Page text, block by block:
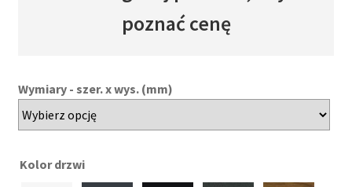
poznać cenę
Wymiary - szer. x wys. (mm)
Kolor drzwi